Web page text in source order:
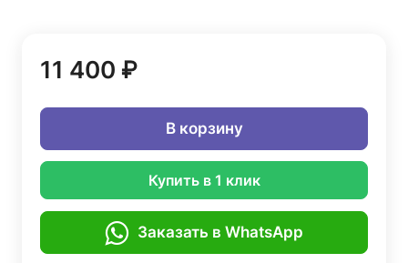
11 400 ₽
В корзину
Купить в 1 клик
Заказать в WhatsApp